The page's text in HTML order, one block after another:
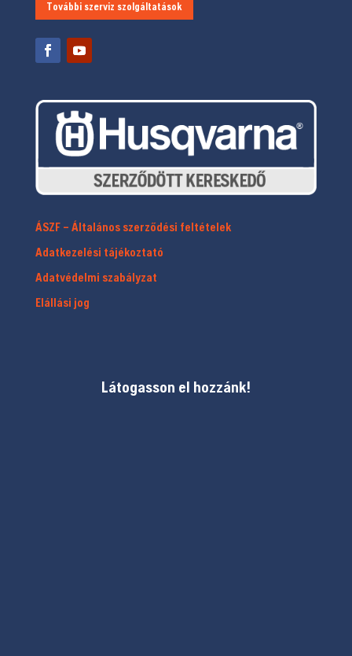
További szerviz szolgáltatások
ÁSZF – Általános szerződési feltételek
Adatkezelési tájékoztató
Adatvédelmi szabályzat
Elállási jog
Látogasson el hozzánk!